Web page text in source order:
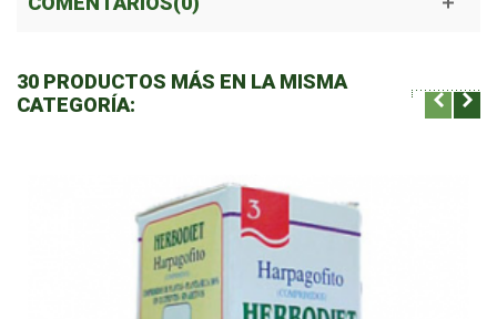
30 PRODUCTOS MÁS EN LA MISMA
CATEGORÍA: